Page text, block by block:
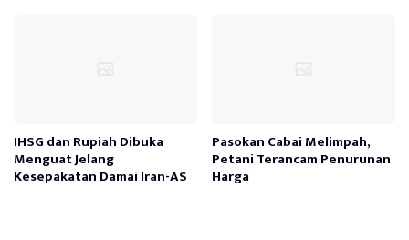
IHSG dan Rupiah Dibuka
Menguat Jelang
Kesepakatan Damai Iran-AS
Pasokan Cabai Melimpah,
Petani Terancam Penurunan
Harga